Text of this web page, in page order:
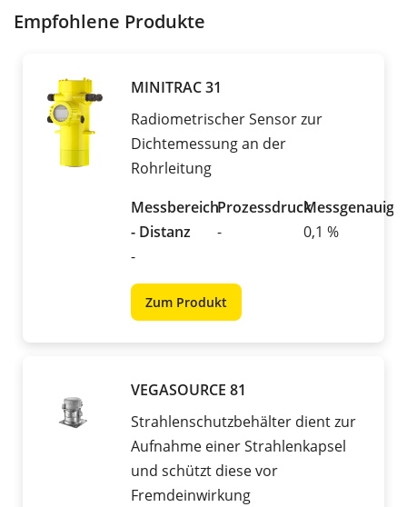
Empfohlene Produkte
MINITRAC 31
Radiometrischer Sensor zur
Dichtemessung an der
Rohrleitung
Messbereich
- Distanz
-
Prozessdruck
-
0,1 %
Zum Produkt
VEGASOURCE 81
Strahlenschutzbehälter dient zur
Aufnahme einer Strahlenkapsel
und schützt diese vor
Fremdeinwirkung